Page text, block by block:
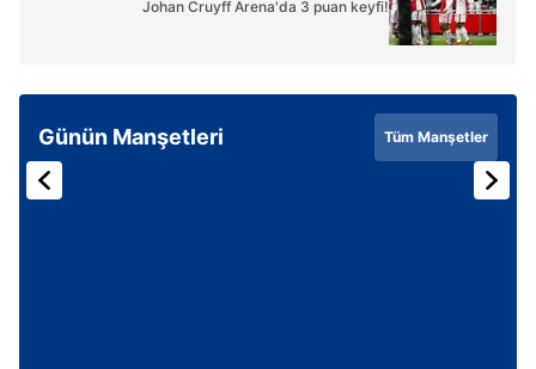
Johan Cruyff Arena'da 3 puan keyfi!
Günün Manşetleri Tüm Manşetler